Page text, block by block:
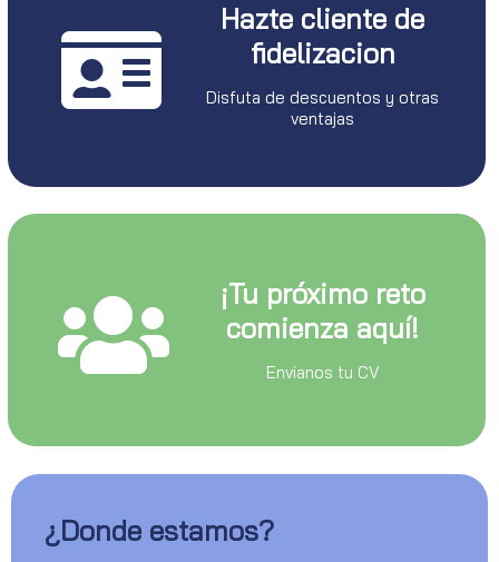
Hazte cliente de
fidelizacion
Disfuta de descuentos y otras
ventajas
¡Tu próximo reto
comienza aquí!
Envianos tu CV
¿Donde estamos?